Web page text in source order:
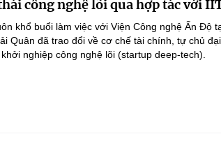
công nghệ lõi qua hợp tác với
khổ buổi làm việc với Viện Công nghệ Ấn Độ
Quân đã trao đổi về cơ chế tài chính, tự chủ
nghiệp công nghệ lõi (startup deep-tech).